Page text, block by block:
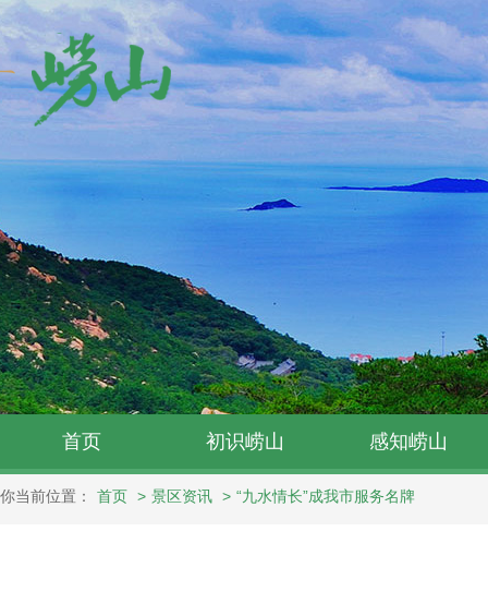
首页 初识崂山 感知崂山
你当前位置： 首页 > 景区资讯 > “九水情长”成我市服务名牌